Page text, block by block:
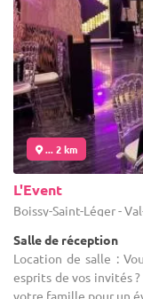
... 2 km
L'Event
Boissy-Saint-Léger -
Salle de réception
Location de salle :
esprits de vos invités
votre famille pour un